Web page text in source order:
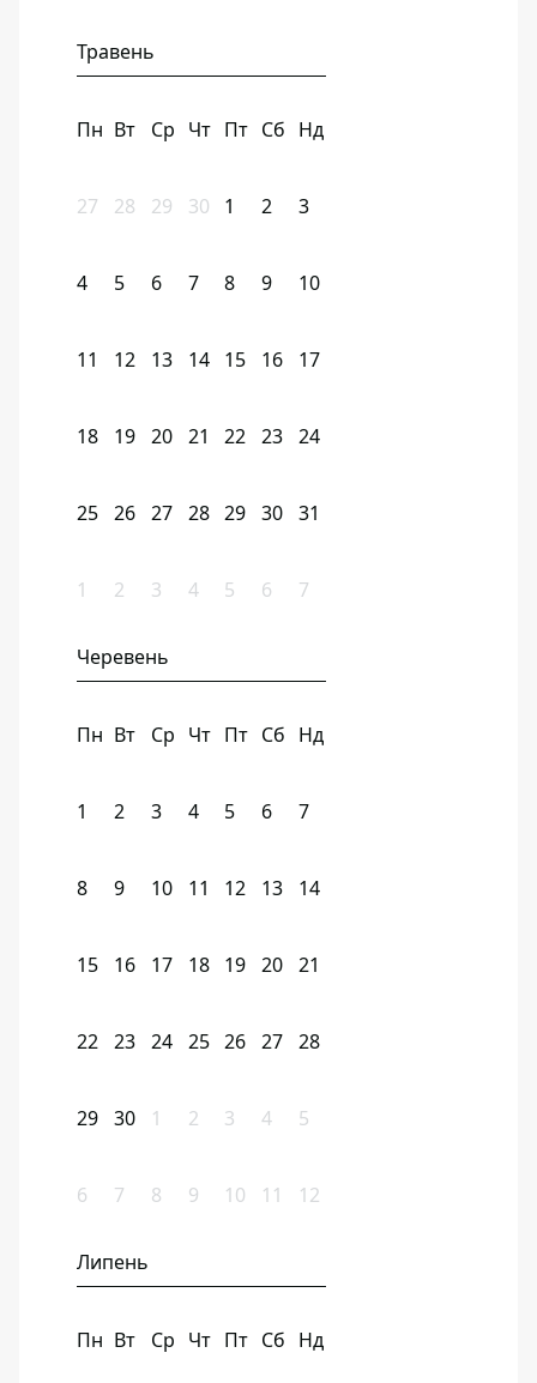
Травень
Пн Вт Ср Чт Пт Сб Нд
27 28 29 30 1 2 3
4 5 6 7 8 9 10
11 12 13 14 15 16 17
18 19 20 21 22 23 24
25 26 27 28 29 30 31
1 2 3 4 5 6 7
Черевень
Пн Вт Ср Чт Пт Сб Нд
1 2 3 4 5 6 7
8 9 10 11 12 13 14
15 16 17 18 19 20 21
22 23 24 25 26 27 28
29 30 1 2 3 4 5
6 7 8 9 10 11 12
Липень
Пн Вт Ср Чт Пт Сб Нд